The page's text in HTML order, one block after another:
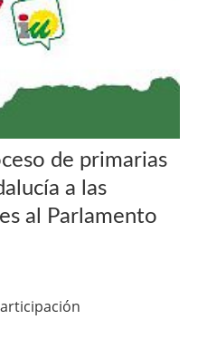
de primarias
a las
al Parlamento